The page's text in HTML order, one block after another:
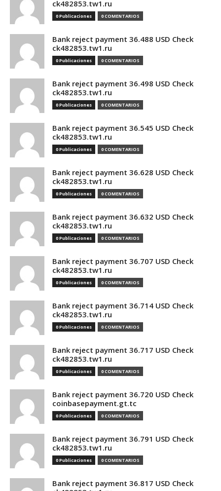
ck482853.tw1.ru
0 Publicaciones 0 COMENTARIOS
Bank reject payment 36.488 USD Check
ck482853.tw1.ru
0 Publicaciones 0 COMENTARIOS
Bank reject payment 36.498 USD Check
ck482853.tw1.ru
0 Publicaciones 0 COMENTARIOS
Bank reject payment 36.545 USD Check
ck482853.tw1.ru
0 Publicaciones 0 COMENTARIOS
Bank reject payment 36.628 USD Check
ck482853.tw1.ru
0 Publicaciones 0 COMENTARIOS
Bank reject payment 36.632 USD Check
ck482853.tw1.ru
0 Publicaciones 0 COMENTARIOS
Bank reject payment 36.707 USD Check
ck482853.tw1.ru
0 Publicaciones 0 COMENTARIOS
Bank reject payment 36.714 USD Check
ck482853.tw1.ru
0 Publicaciones 0 COMENTARIOS
Bank reject payment 36.717 USD Check
ck482853.tw1.ru
0 Publicaciones 0 COMENTARIOS
Bank reject payment 36.720 USD Check
coinbasepayment.gt.tc
0 Publicaciones 0 COMENTARIOS
Bank reject payment 36.791 USD Check
ck482853.tw1.ru
0 Publicaciones 0 COMENTARIOS
Bank reject payment 36.817 USD Check